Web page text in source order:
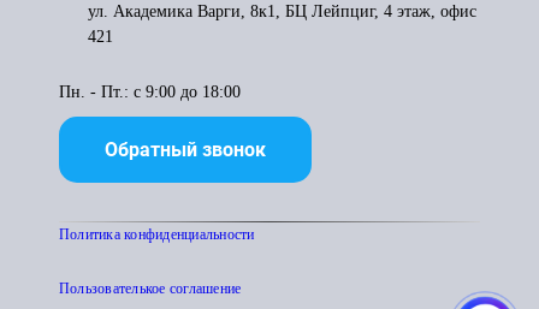
ул. Академика Варги, 8к1, БЦ Лейпциг, 4 этаж, офис
421
Пн. - Пт.: с 9:00 до 18:00
Обратный звонок
Политика конфиденциальности
Пользователькое соглашение